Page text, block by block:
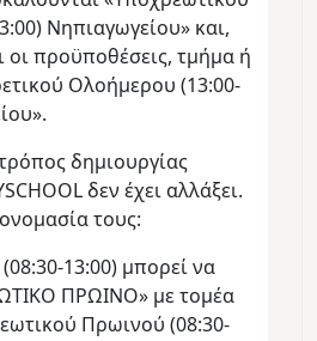
Νηπιαγωγείου» και,
προϋποθέσεις, τμήμα ή
Ολοήμερου (13:00-
δημιουργίας
δεν έχει αλλάξει.
τους:
13:00) μπορεί να
ΠΡΩΙΝΟ» με τομέα
Πρωινού (08:30-